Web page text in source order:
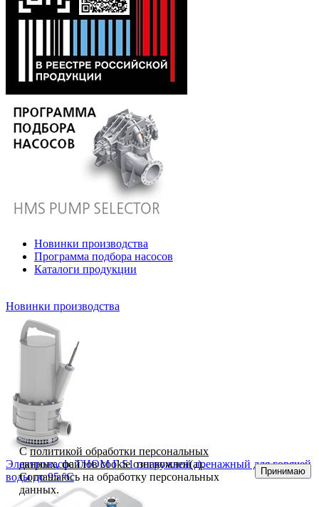
Новинки производства
Программа подбора насосов
Каталоги продукции
Новинки производства
Электронасос ГНОМ Г S1 погружной дренажный для горячей
воды до 95 °С
Сполитикой обработки персональных
данных, файлов cookieознакомлен(а).
Соглашаюсь на обработку персональных
данных.
Принимаю